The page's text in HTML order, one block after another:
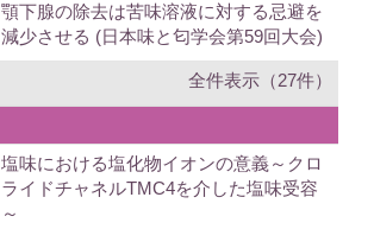
顎下腺の除去は苦味溶液に対する忌避を
減少させる (日本味と匂学会第59回大会)
全件表示（27件）
塩味における塩化物イオンの意義～クロ
ライドチャネルTMC4を介した塩味受容
～